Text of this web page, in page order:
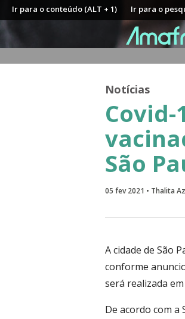
Ir para o conteúdo (ALT + 1) Ir para o
Notícias
Covid-
São
05 fev 2021 • Thalita
A cidade de São
conforme
será realizada
De acordo com a